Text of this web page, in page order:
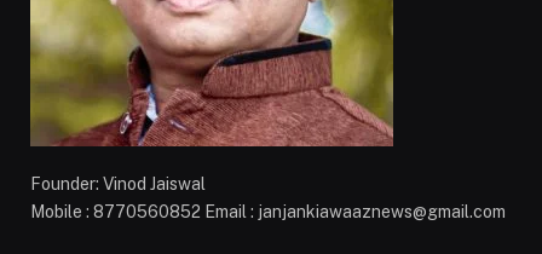
Founder: Vinod Jaiswal
Mobile : 8770560852 Email : janjankiawaaznews@gmail.com